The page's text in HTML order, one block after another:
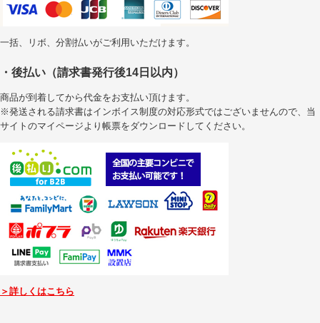
一括、リボ、分割払いがご利用いただけます。
・後払い（請求書発行後14日以内）
商品が到着してから代金をお支払い頂けます。
※発送される請求書はインボイス制度の対応形式ではございませんので、当
サイトのマイページより帳票をダウンロードしてください。
＞詳しくはこちら